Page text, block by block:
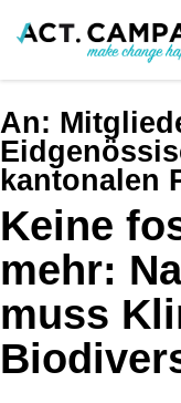
An:
kantonalen
Keine
mehr:
muss